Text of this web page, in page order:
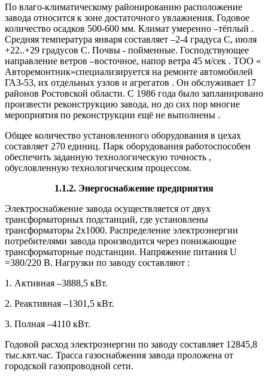
По влаго-климатическому районированию расположение
завода относится к зоне достаточного увлажнения. Годовое
количество осадков 500-600 мм. Климат умеренно –тёплый .
Средняя температура января составляет –2-4 градуса С, июля
+22..+29 градусов С. Почвы - пойменные. Господствующее
направление ветров –восточное, напор ветра 45 м/сек . ТОО «
Авторемонтник»специализируется на ремонте автомобилей
ГАЗ-53, их отдельных узлов и агрегатов . Он обслуживает 17
районов Ростовской области. С 1986 года было запланировано
произвести реконструкцию завода, но до сих пор многие
мероприятия по реконструкции ещё не выполнены .
Общее количество установленного оборудования в цехах
составляет 270 единиц. Парк оборудования работоспособен
обеспечить заданную технологическую точность ,
обусловленную технологическим процессом.
1.1.2. Энергоснабжение предприятия
Электроснабжение завода осуществляется от двух
трансформаторных подстанций, где установлены
трансформаторы 2х1000. Распределение электроэнергии
потребителями завода производится через понижающие
трансформаторные подстанции. Напряжение питания U
=380/220 В. Нагрузки по заводу составляют :
1. Активная –3888,5 кВт.
2. Реактивная –1301,5 кВт.
3. Полная –4110 кВт.
Годовой расход электроэнергии по заводу составляет 12845,8
тыс.квт.час. Трасса газоснабжения завода проложена от
городской газопроводной сети.